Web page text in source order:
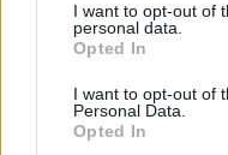
not limited to your visit
grant or deny consent
use your data for below
consent section.
I want to opt-out of
personal data.
Opted In
I want to opt-out of
Personal Data.
Opted In
para conducir y
AUTOMOVIL